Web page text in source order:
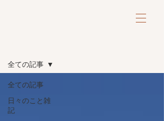
全ての記事
日々のこと雑
記
全ての記事